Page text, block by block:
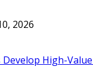
2026
Develop High-